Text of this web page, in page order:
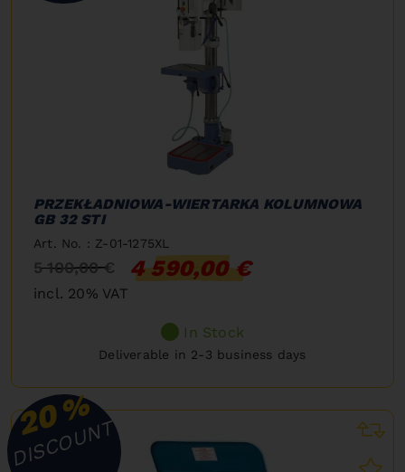
PRZEKŁADNIOWA-WIERTARKA KOLUMNOWA
GB 32 STI
Art. No. : Z-01-1275XL
5 100,00 € 4 590,00 €
incl. 20% VAT
In Stock
Deliverable in 2-3 business days
20%
DISCOUNT